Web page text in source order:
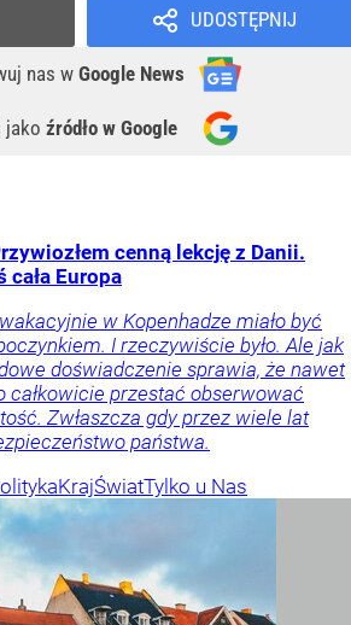
UDOSTĘPNIJ
nas w Google News
jako źródło w Google
cenną lekcję z Danii.
Europa
w Kopenhadze miało być
I rzeczywiście było. Ale jak
doświadczenie sprawia, że nawet
całkowicie przestać obserwować
Zwłaszcza gdy przez wiele lat
państwa.
KrajŚwiatTylko u Nas